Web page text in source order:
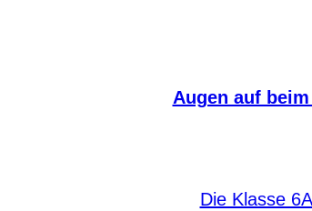
Augen auf
Die Klasse